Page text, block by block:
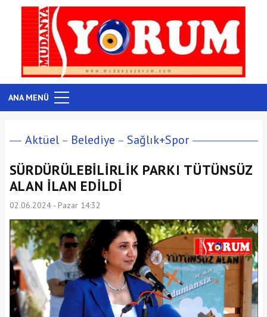
ANA MENÜ
Aktüel Belediye Sağlık+Spor
SÜRDÜRÜLEBİLİRLİK PARKI TÜTÜNSÜZ
ALAN İLAN EDİLDİ
02.06.2024 - Pazar 14:32